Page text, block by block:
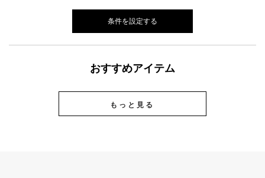
条件を設定する
おすすめアイテム
もっと見る